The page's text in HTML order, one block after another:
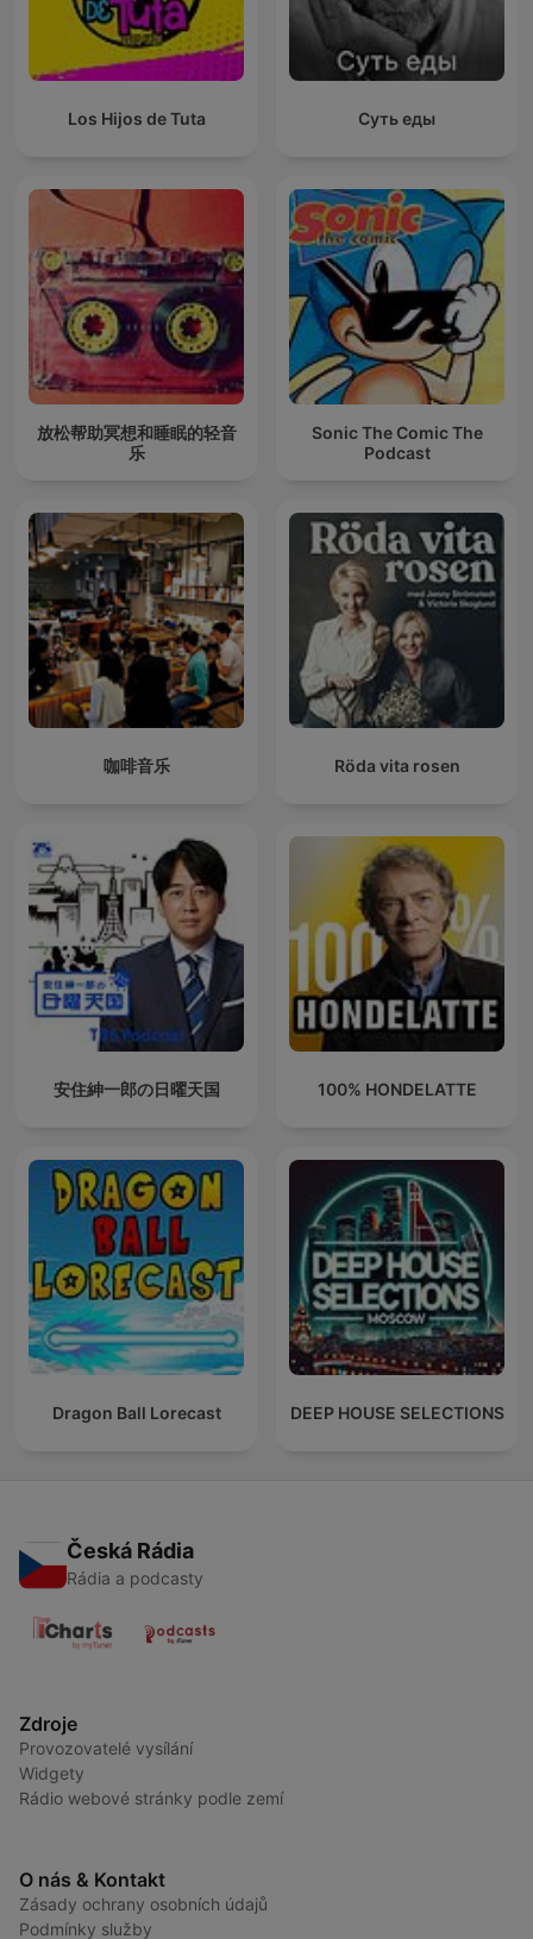
Los Hijos de Tuta Суть еды
放松帮助冥想和睡眠的轻音
乐
Sonic The Comic The
Podcast
咖啡音乐 Röda vita rosen
安住紳一郎の日曜天国 100% HONDELATTE
Dragon Ball Lorecast DEEP HOUSE SELECTIONS
Česká Rádia
Rádia a podcasty
Zdroje
Provozovatelé vysílání
Widgety
Rádio webové stránky podle zemí
O nás & Kontakt
Zásady ochrany osobních údajů
Podmínky služby